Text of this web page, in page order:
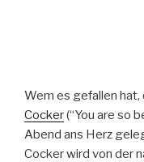
Wem es gefallen hat,
Cocker(“You are so
Abend ans Herz
Cocker wird von der